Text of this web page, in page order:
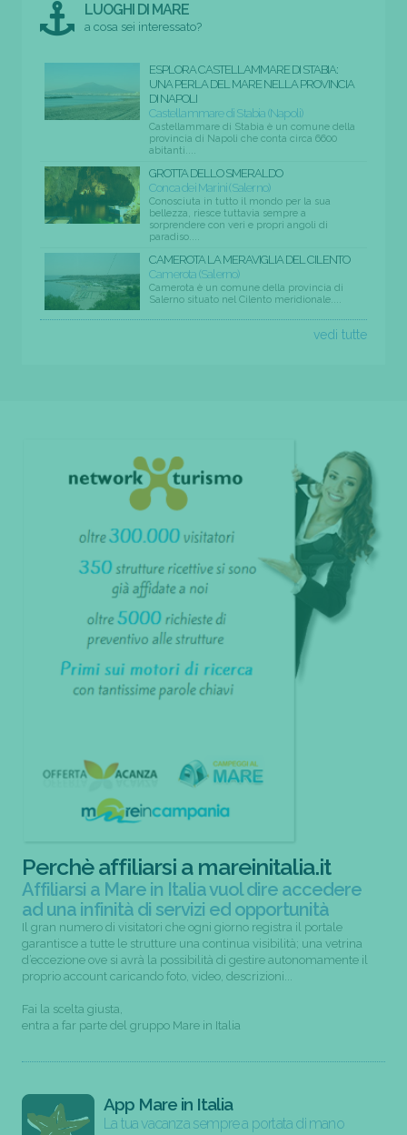
LUOGHI DI MARE
a cosa sei interessato?
ESPLORA CASTELLAMMARE DI STABIA:
UNA PERLA DEL MARE NELLA PROVINCIA
DI NAPOLI
Castellammare di Stabia (Napoli)
Castellammare di Stabia è un comune della
provincia di Napoli che conta circa 6600
abitanti....
GROTTA DELLO SMERALDO
Conca dei Marini (Salerno)
Conosciuta in tutto il mondo per la sua
bellezza, riesce tuttavia sempre a
sorprendere con veri e propri angoli di
paradiso....
CAMEROTA LA MERAVIGLIA DEL CILENTO
Camerota (Salerno)
Camerota è un comune della provincia di
Salerno situato nel Cilento meridionale....
vedi tutte
Perchè affiliarsi a mareinitalia.it
Affiliarsi a Mare in Italia vuol dire accedere
ad una infinità di servizi ed opportunità
Il gran numero di visitatori che ogni giorno registra il portale
garantisce a tutte le strutture una continua visibilità; una vetrina
d’eccezione ove si avrà la possibilità di gestire autonomamente il
proprio account caricando foto, video, descrizioni...
Fai la scelta giusta,
entra a far parte del gruppo Mare in Italia
App Mare in Italia
La tua vacanza sempre a portata di mano